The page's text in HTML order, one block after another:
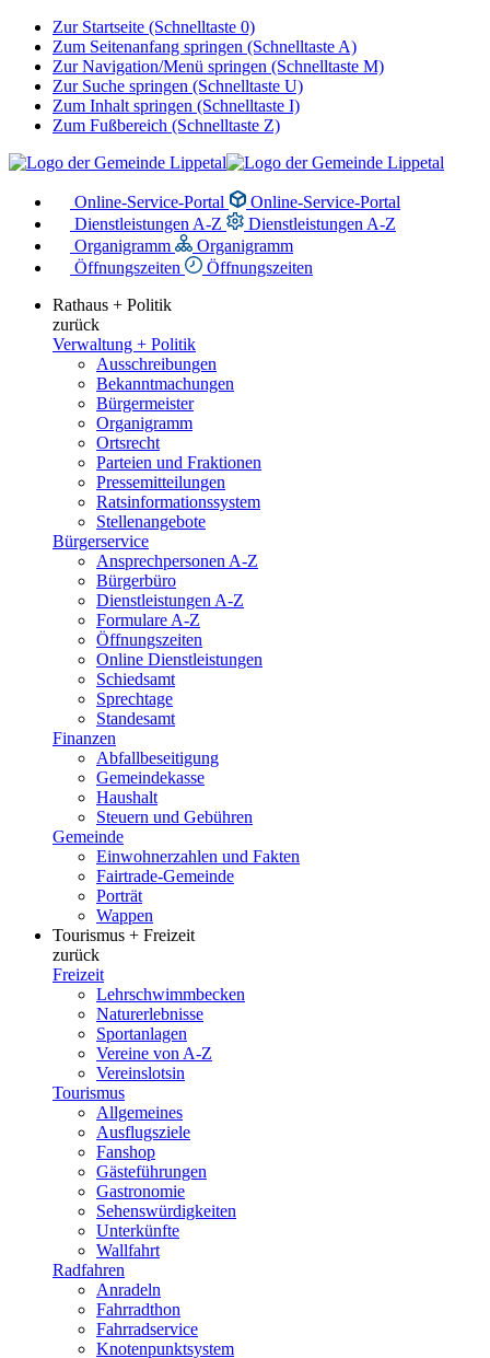
Zur Startseite (Schnelltaste 0)
Zum Seitenanfang springen (Schnelltaste A)
Zur Navigation/Menü springen (Schnelltaste M)
Zur Suche springen (Schnelltaste U)
Zum Inhalt springen (Schnelltaste I)
Zum Fußbereich (Schnelltaste Z)
Online-Service-Portal
Online-Service-Portal
Dienstleistungen A-Z
Dienstleistungen A-Z
Organigramm
Organigramm
Öffnungszeiten
Öffnungszeiten
Rathaus + Politik
zurück
Verwaltung + Politik
Ausschreibungen
Bekanntmachungen
Bürgermeister
Organigramm
Ortsrecht
Parteien und Fraktionen
Pressemitteilungen
Ratsinformationssystem
Stellenangebote
Bürgerservice
Ansprechpersonen A-Z
Bürgerbüro
Dienstleistungen A-Z
Formulare A-Z
Öffnungszeiten
Online Dienstleistungen
Schiedsamt
Sprechtage
Standesamt
Finanzen
Abfallbeseitigung
Gemeindekasse
Haushalt
Steuern und Gebühren
Gemeinde
Einwohnerzahlen und Fakten
Fairtrade-Gemeinde
Porträt
Wappen
Tourismus + Freizeit
zurück
Freizeit
Lehrschwimmbecken
Naturerlebnisse
Sportanlagen
Vereine von A-Z
Vereinslotsin
Tourismus
Allgemeines
Ausflugsziele
Fanshop
Gästeführungen
Gastronomie
Sehenswürdigkeiten
Unterkünfte
Wallfahrt
Radfahren
Anradeln
Fahrradthon
Fahrradservice
Knotenpunktsystem